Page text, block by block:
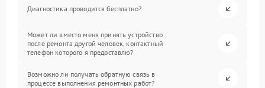
Диагностика проводится бесплатно?
Может ли вместо меня принять устройство
после ремонта другой человек, контактный
телефон которого я предоставлю?
Возможно ли получать обратную связь в
процессе выполнения ремонтных работ?